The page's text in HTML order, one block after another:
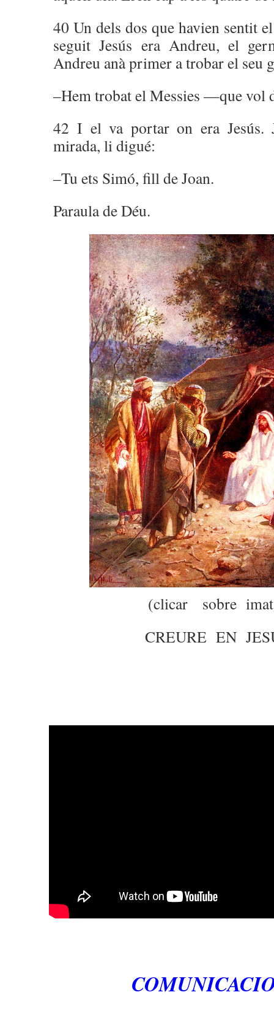
40 Un dels dos que havien sentit
seguit Jesús era Andreu, el
Andreu anà primer a trobar el seu
–Hem trobat el Messies —que vol
42 I el va portar on era Jesús.
mirada, li digué:
–Tu ets Simó, fill de Joan.
Paraula de Déu.
(clicar sobre
CREURE EN